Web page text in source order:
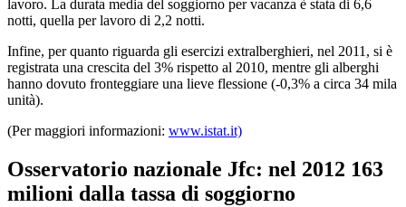
lavoro. La durata media del soggiorno per vacanza è stata di 6,6
notti, quella per lavoro di 2,2 notti.
Infine, per quanto riguarda gli esercizi extralberghieri, nel 2011, si è
registrata una crescita del 3% rispetto al 2010, mentre gli alberghi
hanno dovuto fronteggiare una lieve flessione (-0,3% a circa 34 mila
unità).
(Per maggiori informazioni: www.istat.it)
Osservatorio nazionale Jfc: nel 2012 163
milioni dalla tassa di soggiorno